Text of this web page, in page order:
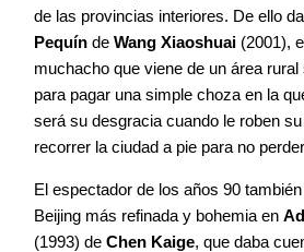
de las provincias interiores. De ello
Pequín de Wang Xiaoshuai (2001),
muchacho que viene de un área
para pagar una simple choza en la
será su desgracia cuando le roben
recorrer la ciudad a pie para no
El espectador de los años 90
Beijing más refinada y bohemia en
(1993) de Chen Kaige, que daba